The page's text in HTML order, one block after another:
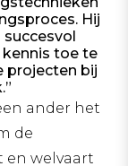
Hij
kennis toe te
projecten bij
ander het
de
en welvaart